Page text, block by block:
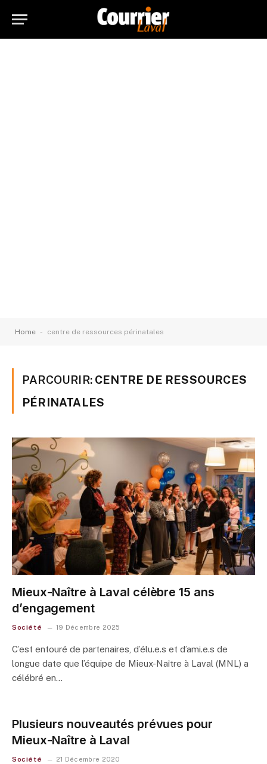
Home - centre de ressources périnatales
PARCOURIR: CENTRE DE RESSOURCES
PÉRINATALES
Mieux-Naître à Laval célèbre 15 ans
d’engagement
Société 19 Décembre 2025
C’est entouré de partenaires, d’élu.e.s et d’ami.e.s de
longue date que l’équipe de Mieux-Naître à Laval (MNL) a
célébré en…
Plusieurs nouveautés prévues pour
Mieux-Naître à Laval
Société 21 Décembre 2020